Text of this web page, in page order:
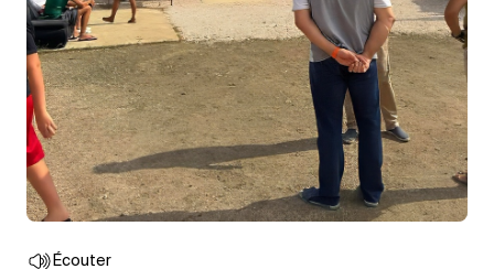
Écouter